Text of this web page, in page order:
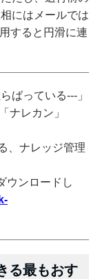
にはメールでは
すると円滑に連
ばっている---」
ナレカン」
、ナレッジ管理
ウンロードし
る最もおす